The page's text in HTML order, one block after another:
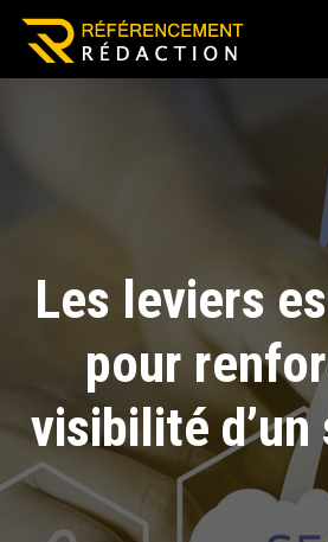
Les leviers
pour
visibilité